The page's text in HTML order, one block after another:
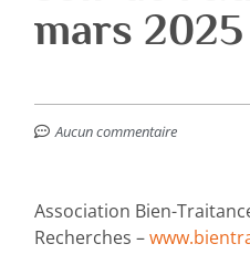
mars
Aucun commentaire
Association Bien-
Recherches –